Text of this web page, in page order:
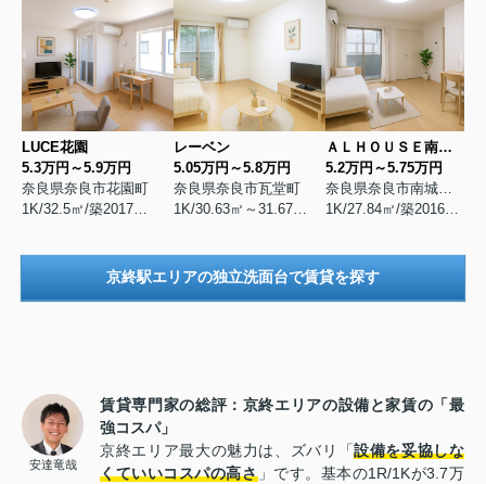
LUCE花園
5.3万円～5.9万円
奈良県奈良市花園町
1K/32.5㎡/築2017年4月
レーベン
5.05万円～5.8万円
奈良県奈良市瓦堂町
1K/30.63㎡～31.67㎡/築2013年3月
ＡＬＨＯＵＳＥ南城戸
5.2万円～5.75万円
奈良県奈良市南城戸町
1K/27.84㎡/築2016年9月
京終駅エリアの独立洗面台で賃貸を探す
安達竜哉
賃貸専門家の総評：京終エリアの設備と家賃の「最
強コスパ」
京終エリア最大の魅力は、ズバリ「設備を妥協しな
くていいコスパの高さ」です。基本の1R/1Kが3.7万